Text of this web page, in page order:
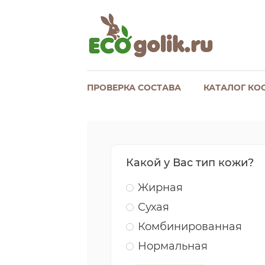
ПРОВЕРКА СОСТАВА КАТАЛОГ
Какой у Вас тип кожи?
Жирная
Сухая
Комбинированная
Нормальная